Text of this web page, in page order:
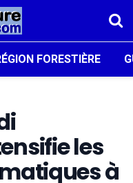
FORESTIÈRE
les
à